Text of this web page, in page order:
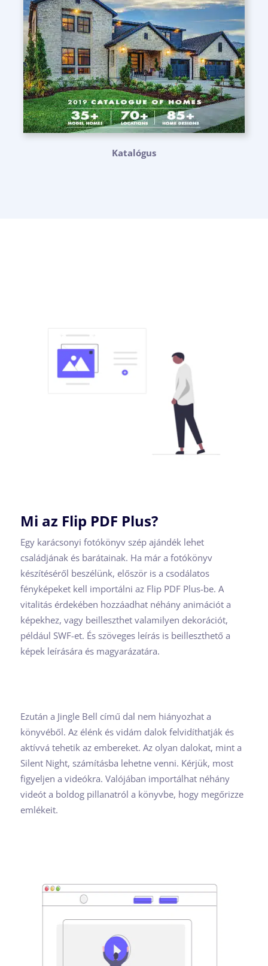
Katalógus
Mi az Flip PDF Plus?
Egy karácsonyi fotókönyv szép ajándék lehet
családjának és barátainak. Ha már a fotókönyv
készítéséről beszélünk, először is a csodálatos
fényképeket kell importálni az Flip PDF Plus-be. A
vitalitás érdekében hozzáadhat néhány animációt a
képekhez, vagy beilleszthet valamilyen dekorációt,
például SWF-et. És szöveges leírás is beilleszthető a
képek leírására és magyarázatára.
Ezután a Jingle Bell című dal nem hiányozhat a
könyvéből. Az élénk és vidám dalok felvidíthatják és
aktívvá tehetik az embereket. Az olyan dalokat, mint a
Silent Night, számításba lehetne venni. Kérjük, most
figyeljen a videókra. Valójában importálhat néhány
videót a boldog pillanatról a könyvbe, hogy megőrizze
emlékeit.